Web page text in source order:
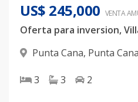
US$ 245,000 VENTA
Oferta para inversion,
Punta Cana, Punta Cana
3 3 2